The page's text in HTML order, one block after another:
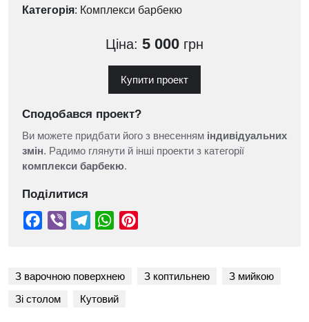
Категорія: Комплекси барбекю
Ціна: 5 000 грн
Купити проект
Сподобався проект?
Ви можете придбати його з внесенням індивідуальних
змін. Радимо глянути й інші проекти з категорії
комплекси барбекю.
Поділитися
З варочною поверхнею З коптильнею
З мийкою
Зі столом
Кутовий